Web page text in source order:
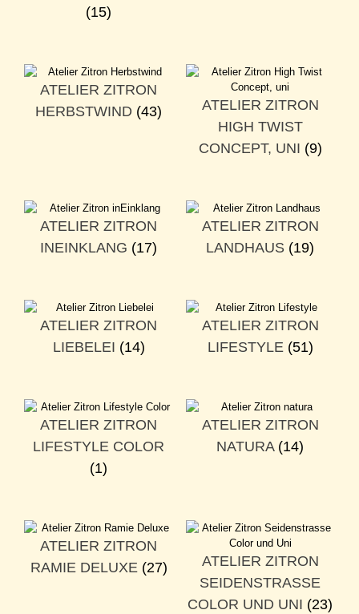
(15)
ATELIER ZITRON
HERBSTWIND (43)
ATELIER ZITRON
HIGH TWIST
CONCEPT, UNI (9)
ATELIER ZITRON
INEINKLANG (17)
ATELIER ZITRON
LANDHAUS (19)
ATELIER ZITRON
LIEBELEI (14)
ATELIER ZITRON
LIFESTYLE (51)
ATELIER ZITRON
LIFESTYLE COLOR
(1)
ATELIER ZITRON
NATURA (14)
ATELIER ZITRON
RAMIE DELUXE (27)
ATELIER ZITRON
SEIDENSTRASSE
COLOR UND UNI (23)